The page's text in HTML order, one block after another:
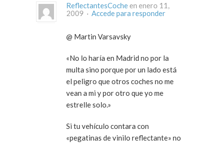
ReflectantesCoche en enero 11,
2009 · Accede para responder
@ Martin Varsavsky
«No lo haría en Madrid no por la
multa sino porque por un lado está
el peligro que otros coches no me
vean a mi y por otro que yo me
estrelle solo.»
Si tu vehículo contara con
«pegatinas de vinilo reflectante» no